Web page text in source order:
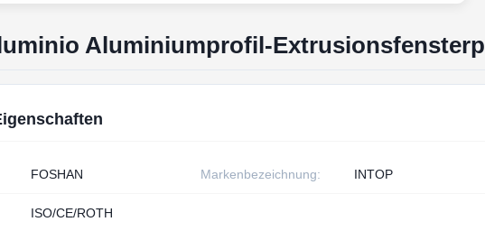
Aluminiumprofil-
FOSHAN Markenbezeichnung: INTOP
ISO/CE/ROTH